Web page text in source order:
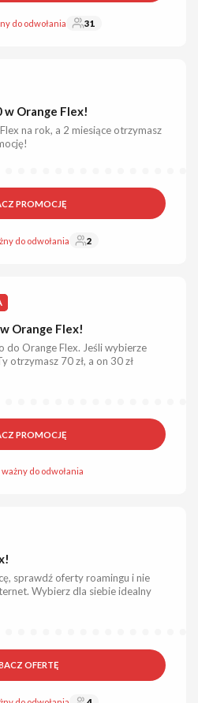
do odwołania 31
w Orange Flex!
na rok, a 2 miesiące otrzymasz
PROMOCJĘ
do odwołania 2
Orange Flex!
do Orange Flex. Jeśli wybierze
otrzymasz 70 zł, a on 30 zł
PROMOCJĘ
ważny do odwołania
sprawdź oferty roamingu i nie
Wybierz dla siebie idealny
OFERTĘ